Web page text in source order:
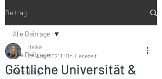
Beitrag
Alle Beiträge
Portaltag
Alle Beiträge
Göttliche Universität &
Heike
22. Aug. 2021 1 Min. Lesezeit